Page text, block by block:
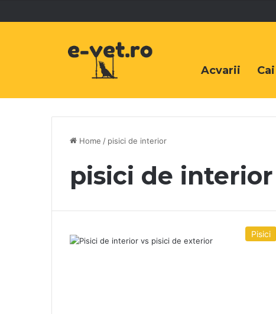
Acvarii Cai
Home / pisici de interior
pisici de interior
Pisici